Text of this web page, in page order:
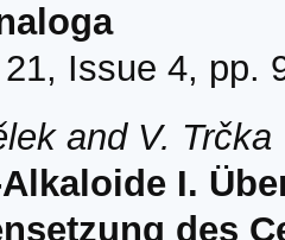
Issue 4, pp.
and V. Trčka
I.
des